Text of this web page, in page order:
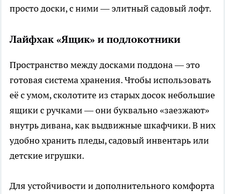
просто доски, с ними — элитный садовый лофт.
Лайфхак «Ящик» и подлокотники
Пространство между досками поддона — это
готовая система хранения. Чтобы использовать
её с умом, сколотите из старых досок небольшие
ящики с ручками — они буквально «заезжают»
внутрь дивана, как выдвижные шкафчики. В них
удобно хранить пледы, садовый инвентарь или
детские игрушки.
Для устойчивости и дополнительного комфорта